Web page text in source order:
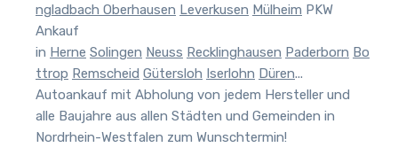
ngladbach Oberhausen Leverkusen Mülheim PKW
Ankauf
in Herne Solingen Neuss Recklinghausen Paderborn Bo
ttrop Remscheid Gütersloh Iserlohn Düren...
Autoankauf mit Abholung von jedem Hersteller und
alle Baujahre aus allen Städten und Gemeinden in
Nordrhein-Westfalen zum Wunschtermin!